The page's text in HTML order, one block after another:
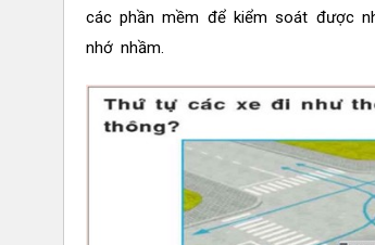
các phần mềm để kiểm soát được
nhớ nhầm.